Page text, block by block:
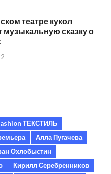
театре кукол
музыкальную сказку о
ТЕКСТИЛЬ
Алла Пугачева
Охлобыстин
Кирилл Серебренников